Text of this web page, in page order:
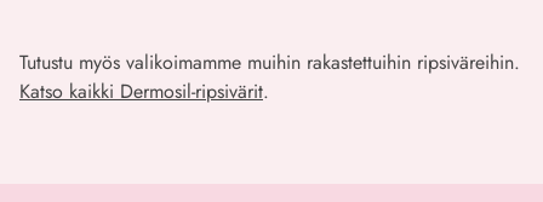
Tutustu myös valikoimamme muihin rakastettuihin ripsiväreihin.
Katso kaikki Dermosil-ripsivärit.